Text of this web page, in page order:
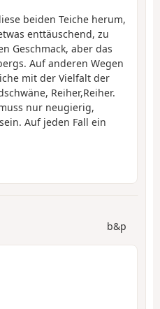
beiden Teiche herum,
enttäuschend, zu
Geschmack, aber das
Auf anderen Wegen
mit der Vielfalt der
Reiher,Reiher.
nur neugierig,
Auf jeden Fall ein
b&p